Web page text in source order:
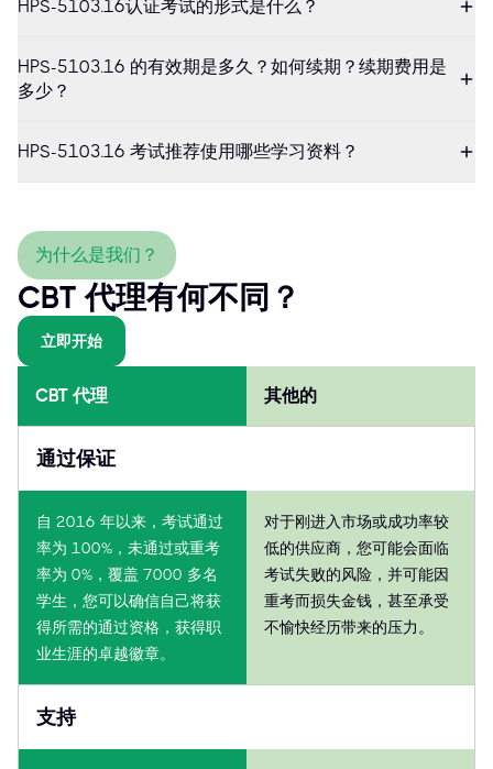
HPS-5103.16认证考试的形式是什么？
HPS-5103.16 的有效期是多久？如何续期？续期费用是
多少？
HPS-5103.16 考试推荐使用哪些学习资料？
为什么是我们？
CBT 代理有何不同？
立即开始
CBT 代理 其他的
通过保证
自 2016 年以来，考试通过
率为 100%，未通过或重考
率为 0%，覆盖 7000 多名
学生，您可以确信自己将获
得所需的通过资格，获得职
业生涯的卓越徽章。
对于刚进入市场或成功率较
低的供应商，您可能会面临
考试失败的风险，并可能因
重考而损失金钱，甚至承受
不愉快经历带来的压力。
支持